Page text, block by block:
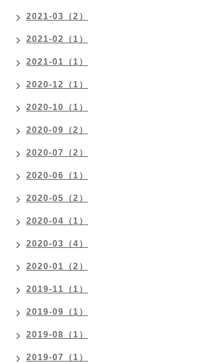
2021-03（2）
2021-02（1）
2021-01（1）
2020-12（1）
2020-10（1）
2020-09（2）
2020-07（2）
2020-06（1）
2020-05（2）
2020-04（1）
2020-03（4）
2020-01（2）
2019-11（1）
2019-09（1）
2019-08（1）
2019-07（1）